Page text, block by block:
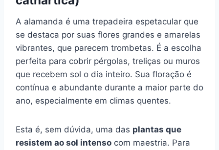
A alamanda é uma trepadeira espetacular que
se destaca por suas flores grandes e amarelas
vibrantes, que parecem trombetas. É a escolha
perfeita para cobrir pérgolas, treliças ou muros
que recebem sol o dia inteiro. Sua floração é
contínua e abundante durante a maior parte do
ano, especialmente em climas quentes.
Esta é, sem dúvida, uma das plantas que
resistem ao sol intenso com maestria. Para